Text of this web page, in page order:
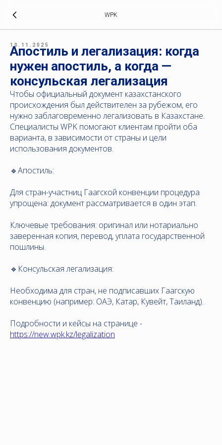
WPK
10.11.2025
Апостиль и легализация: когда
нужен апостиль, а когда —
консульская легализация
Чтобы официальный документ казахстанского
происхождения был действителен за рубежом, его
нужно заблаговременно легализовать в Казахстане.
Специалисты WPK помогают клиентам пройти оба
варианта, в зависимости от страны и цели
использования документов.
🔹Апостиль:
Для стран-участниц Гаагской конвенции процедура
упрощена: документ рассматривается в один этап.
Ключевые требования: оригинал или нотариально
заверенная копия, перевод, уплата государственной
пошлины.
🔹Консульская легализация:
Необходима для стран, не подписавших Гаагскую
конвенцию (например: ОАЭ, Катар, Кувейт, Таиланд).
Подробности и кейсы на странице -
https://new.wpk.kz/legalization